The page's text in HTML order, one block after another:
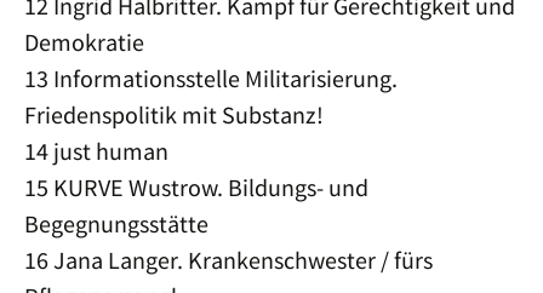
Demokratie
13 Informationsstelle Militarisierung.
Friedenspolitik mit Substanz!
14 just human
15 KURVE Wustrow. Bildungs- und
Begegnungsstätte
16 Jana Langer. Krankenschwester / fürs